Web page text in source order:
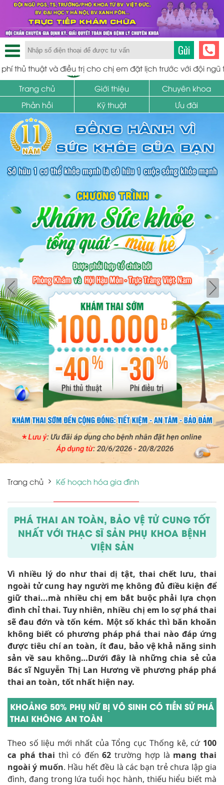
TRUNG TÂM PHỤ KHOA
SỨC KHỎE SINH SẢN
Trang chủ Giới thiệu
Chuyên khoa
Phản hồi
Kỹ thuật Ưu đãi
Trang chủ Kế hoạch hóa gia đình
PHÁ THAI AN TOÀN, BẢO VỆ TỬ CUNG TỐT
NHẤT VỚI THẠC SĨ SẢN PHỤ KHOA BỆNH
VIỆN SẢN
Vì nhiều lý do như thai dị tật, thai chết lưu, thai
ngoài tử cung hay người mẹ không đủ điều kiện để
giữ thai...mà nhiều chị em bắt buộc phải lựa chọn
đình chỉ thai. Tuy nhiên, nhiều chị em lo sợ phá thai
sẽ đau đớn và tốn kém. Một số khác thì băn khoăn
không biết có phương pháp phá thai nào đáp ứng
được tiêu chí an toàn, ít đau, bảo vệ khả năng sinh
sản về sau không…Dưới đây là những chia sẻ của
Bác sĩ Nguyễn Thị Lan Hương về phương pháp phá
thai an toàn, tốt nhất hiện nay.
KHOẢNG 50% PHỤ NỮ BỊ VÔ SINH CÓ TIỀN SỬ PHÁ
THAI KHÔNG AN TOÀN
Theo số liệu mới nhất của Tổng cục Thống kê, cứ 100
ca phá thai thì có đến62trường hợp là mang thai
ngoài ý muốn. Hầu hết đều là các bạn trẻ chưa lập gia
đình, đang trong lứa tuổi học hành, thiếu hiểu biết mà
Gửi
điều trị cho chị em đặt lịch trước với đội ngũ tiến sĩ bác sĩ